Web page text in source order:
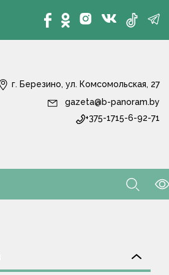
г. Березино, ул. Комсомольская, 27
gazeta@b-panoram.by
+375-1715-6-92-71